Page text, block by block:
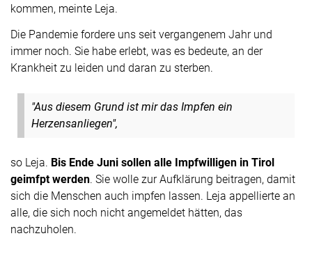
kommen, meinte Leja.
Die Pandemie fordere uns seit vergangenem Jahr und
immer noch. Sie habe erlebt, was es bedeute, an der
Krankheit zu leiden und daran zu sterben.
"Aus diesem Grund ist mir das Impfen ein
Herzensanliegen",
so Leja. Bis Ende Juni sollen alle Impfwilligen in Tirol
geimfpt werden. Sie wolle zur Aufklärung beitragen, damit
sich die Menschen auch impfen lassen. Leja appellierte an
alle, die sich noch nicht angemeldet hätten, das
nachzuholen.